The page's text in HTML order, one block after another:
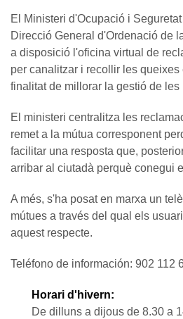
El Ministeri d'Ocupació i
Direcció General d'Ordenació de
a disposició l'oficina virtual de
per canalitzar i recollir les
finalitat de millorar la gestió de les
El ministeri centralitza les
remet a la mútua corresponent
facilitar una resposta que,
arribar al ciutadà perquè conegui
A més, s'ha posat en marxa un
mútues a través del qual els
aquest respecte.
Teléfono de información: 902 112
Horari d'hivern:
De dilluns a dijous de 8.30 a